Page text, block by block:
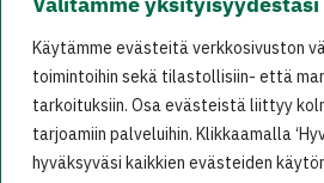
Käytämme evästeitä verkkosivuston
toimintoihin sekä tilastollisiin- että
tarkoituksiin. Osa evästeistä liittyy
tarjoamiin palveluihin. Klikkaamalla
hyväksyväsi kaikkien evästeiden
Tukijalista 2009
På svenska In